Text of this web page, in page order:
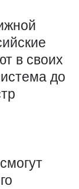
в своих
до